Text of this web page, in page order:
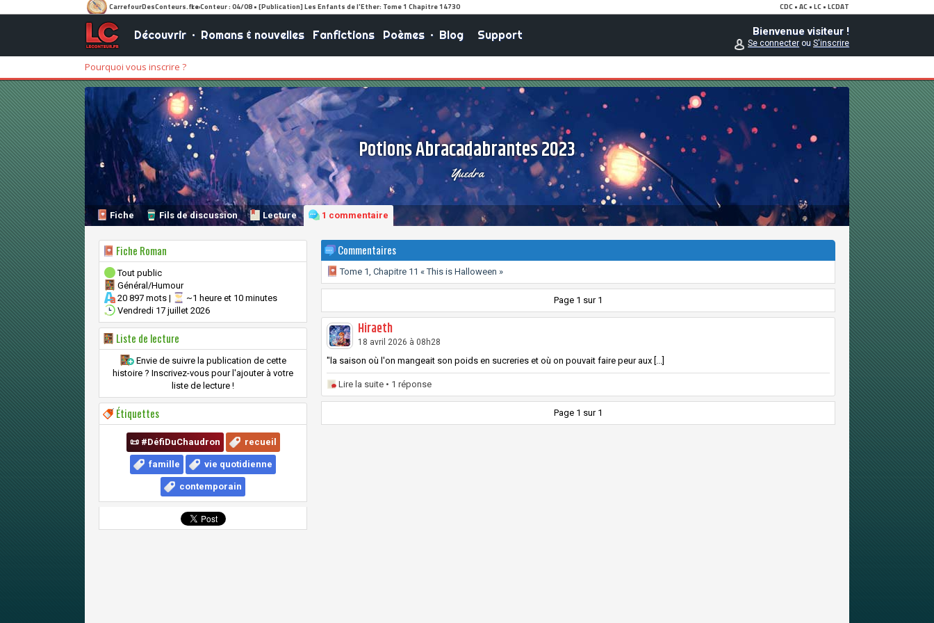
Découvrir• Romans & nouvelles Fanfictions Poèmes• Blog Support Bienvenue visiteur !
Se connecterou S'inscrire
Pourquoi vous inscrire ?
Potions Abracadabrantes 2023
Yuedra
Fiche Fils de discussion Lecture 1 commentaire
Fiche Roman
Tout public
Général/Humour
20 897 mots |
~1 heure et 10 minutes
Vendredi 17 juillet 2026
Liste de lecture
Envie de suivre la publication de cette
histoire ? Inscrivez-vous pour l'ajouter à votre
liste de lecture !
Étiquettes
📜 #DéfiDuChaudron recueil
famille vie quotidienne
contemporain
Commentaires
Tome 1, Chapitre 11 « This is Halloween »
Page 1 sur 1
Hiraeth
18 avril 2026 à 08h28
"la saison où l'on mangeait son poids en sucreries et où on pouvait faire peur aux [...]
Lire la suite • 1 réponse
Page 1 sur 1